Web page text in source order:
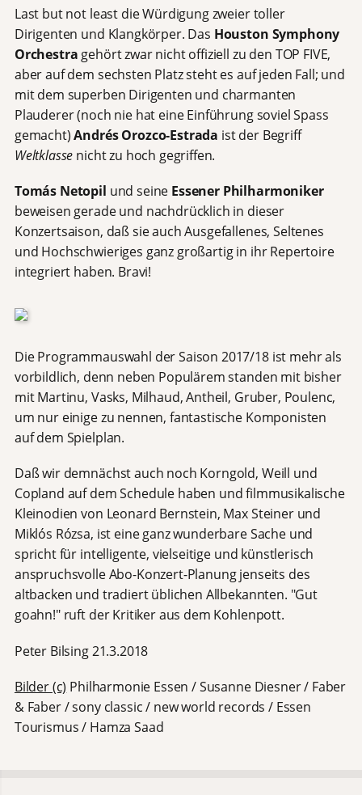
Last but not least die Würdigung zweier toller
Dirigenten und Klangkörper. Das Houston Symphony
Orchestra gehört zwar nicht offiziell zu den TOP FIVE,
aber auf dem sechsten Platz steht es auf jeden Fall; und
mit dem superben Dirigenten und charmanten
Plauderer (noch nie hat eine Einführung soviel Spass
gemacht)Andrés Orozco-Estrada ist der Begriff
Weltklasse nicht zu hoch gegriffen.
Tomás Netopil und seine Essener Philharmoniker
beweisen gerade und nachdrücklich in dieser
Konzertsaison, daß sie auch Ausgefallenes, Seltenes
und Hochschwieriges ganz großartig in ihr Repertoire
integriert haben. Bravi!
Die Programmauswahl der Saison 2017/18 ist mehr als
vorbildlich, denn neben Populärem standen mit bisher
mit Martinu, Vasks, Milhaud, Antheil, Gruber, Poulenc,
um nur einige zu nennen, fantastische Komponisten
auf dem Spielplan.
Daß wir demnächst auch noch Korngold, Weill und
Copland auf dem Schedule haben und filmmusikalische
Kleinodien von Leonard Bernstein, Max Steiner und
Miklós Rózsa, ist eine ganz wunderbare Sache und
spricht für intelligente, vielseitige und künstlerisch
anspruchsvolle Abo-Konzert-Planung jenseits des
altbacken und tradiert üblichen Allbekannten. "Gut
goahn!" ruft der Kritiker aus dem Kohlenpott.
Peter Bilsing 21.3.2018
Bilder (c) Philharmonie Essen / Susanne Diesner / Faber
& Faber / sony classic / new world records / Essen
Tourismus / Hamza Saad